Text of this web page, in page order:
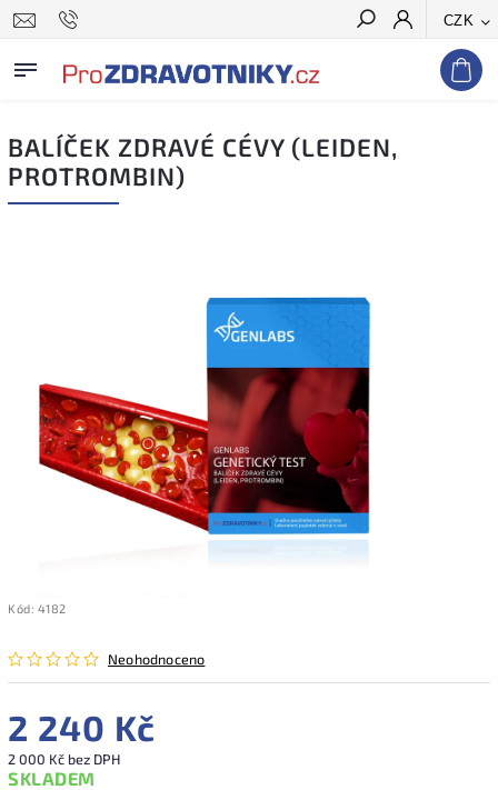
CZK
Hledat
BALÍČEK ZDRAVÉ CÉVY (LEIDEN,
PROTROMBIN)
Kód: 4182
Neohodnoceno
2 240 Kč
2 000 Kč bez DPH
SKLADEM